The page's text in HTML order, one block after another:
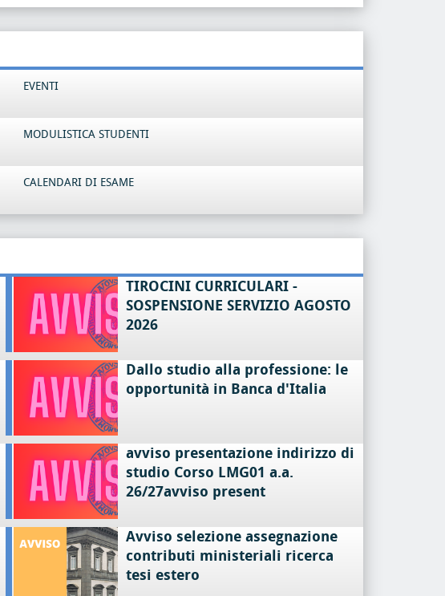
EVENTI
MODULISTICA STUDENTI
CALENDARI DI ESAME
TIROCINI CURRICULARI -
SOSPENSIONE SERVIZIO AGOSTO
2026
Dallo studio alla professione: le
opportunità in Banca d'Italia
avviso presentazione indirizzo di
studio Corso LMG01 a.a.
26/27avviso present
Avviso selezione assegnazione
contributi ministeriali ricerca
tesi estero